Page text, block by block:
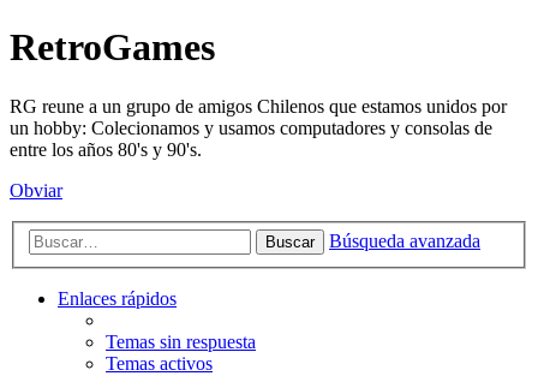
RetroGames
RG reune a un grupo de amigos Chilenos que estamos unidos por
un hobby: Colecionamos y usamos computadores y consolas de
entre los años 80's y 90's.
Obviar
Buscar Búsqueda avanzada
Enlaces rápidos
Temas sin respuesta
Temas activos